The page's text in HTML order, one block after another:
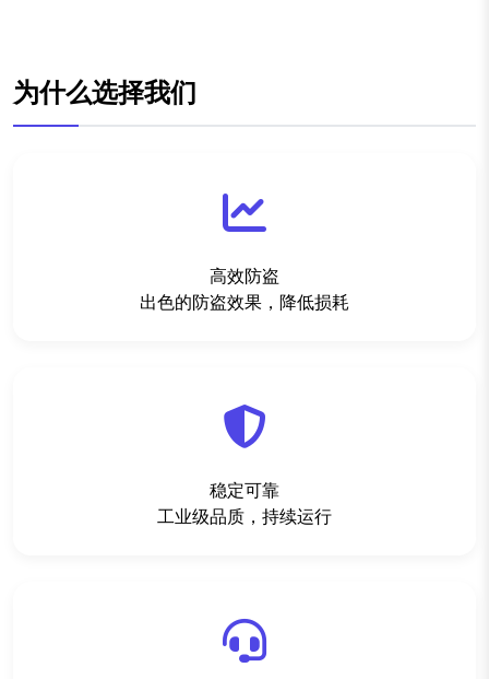
为什么选择我们
高效防盗
出色的防盗效果，降低损耗
稳定可靠
工业级品质，持续运行